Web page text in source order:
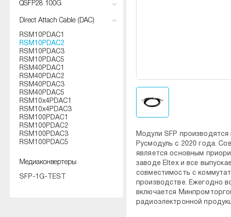
QSFP28 100G
Direct Attach Cable (DAC)
RSM10PDAC1
RSM10PDAC2
RSM10PDAC3
RSM10PDAC5
RSM40PDAC1
RSM40PDAC2
RSM40PDAC3
RSM40PDAC5
RSM10x4PDAC1
RSM10x4PDAC3
RSM100PDAC1
RSM100PDAC2
RSM100PDAC3
RSM100PDAC5
Медиаконвертеры
SFP-1G-TEST
Модули SFP
Русмодуль с 2020 года.
является основным
заводе Eltex и все
совместимость с
производстве. Ежегодно
включается
радиоэлектронной